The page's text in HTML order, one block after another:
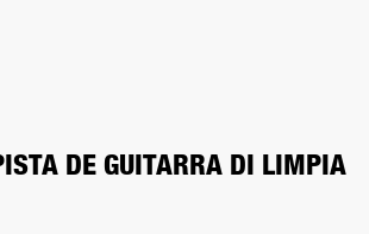
DE GUITARRA DI LIMPIA